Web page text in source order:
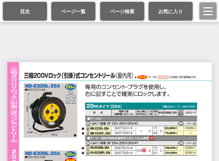
目次 ページ一覧 ページ検索 お気に入り